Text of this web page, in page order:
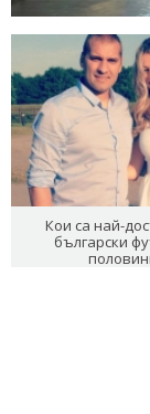
Кои са най-
български